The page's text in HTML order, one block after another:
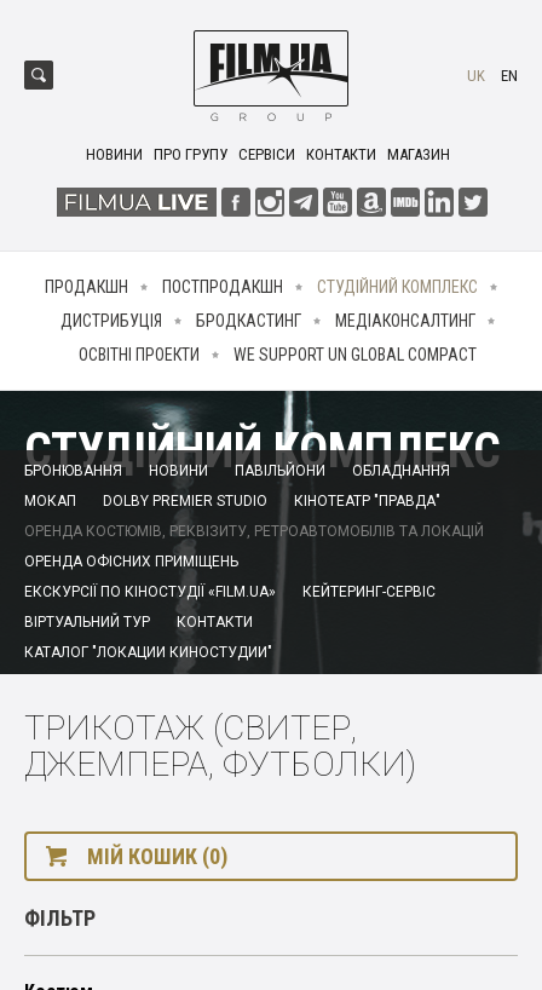
НОВИНИ ПРО ГРУПУ СЕРВІСИ КОНТАКТИ МАГАЗИН
UK EN
ПРОДАКШН ПОСТПРОДАКШН
СТУДІЙНИЙ КОМПЛЕКС
ДИСТРИБУЦІЯ
БРОДКАСТИНГ
МЕДІАКОНСАЛТИНГ
ОСВІТНІ ПРОЕКТИ
WE SUPPORT UN GLOBAL COMPACT
СТУДІЙНИЙ КОМПЛЕКС
БРОНЮВАННЯ НОВИНИ ПАВІЛЬЙОНИ
ОБЛАДНАННЯ
МОКАП
DOLBY PREMIER STUDIO
КІНОТЕАТР "ПРАВДА"
ОРЕНДА КОСТЮМІВ, РЕКВІЗИТУ, РЕТРОАВТОМОБІЛІВ ТА ЛОКАЦІЙ
ОРЕНДА ОФІСНИХ ПРИМІЩЕНЬ
ЕКСКУРСІЇ ПО КІНОСТУДІЇ «FILM.UA»
КЕЙТЕРИНГ-СЕРВІС
ВІРТУАЛЬНИЙ ТУР
КОНТАКТИ
КАТАЛОГ "ЛОКАЦИИ КИНОСТУДИИ"
ТРИКОТАЖ (СВИТЕР,
ДЖЕМПЕРА, ФУТБОЛКИ)
МІЙ КОШИК (0)
ФІЛЬТР